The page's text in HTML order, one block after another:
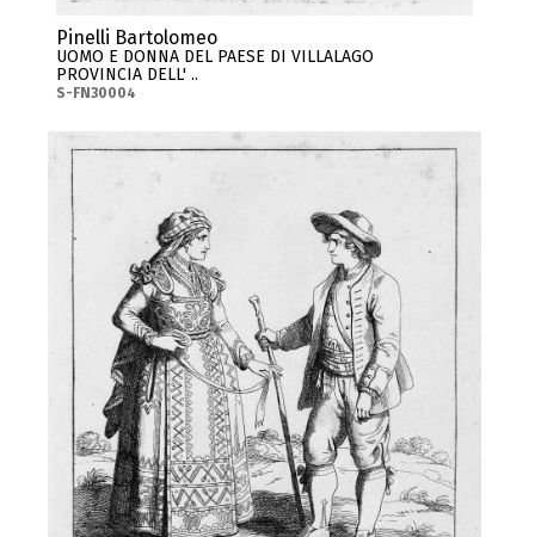
Pinelli Bartolomeo
UOMO E DONNA DEL PAESE DI VILLALAGO
PROVINCIA DELL' ..
S-FN30004